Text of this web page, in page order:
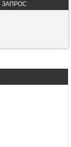
ЗАПРОС